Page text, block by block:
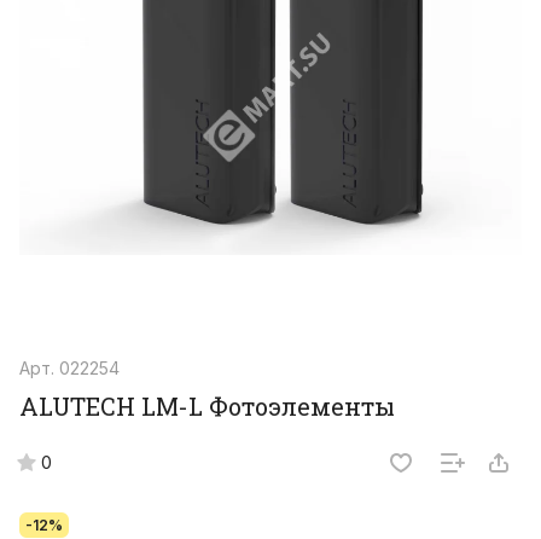
Арт. 022254
ALUTECH LM-L Фотоэлементы
0
-12%